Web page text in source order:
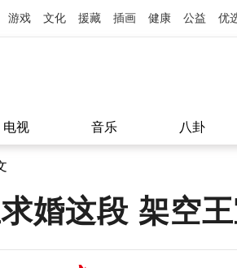
游戏 文化 援藏 插画 健康 公益 优
电视 音乐 八卦
婚这段 架空